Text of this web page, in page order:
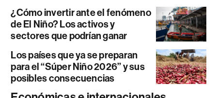
¿Cómo invertir ante el fenómeno
de El Niño? Los activos y
sectores que podrían ganar
Los países que ya se preparan
para el “Súper Niño 2026” y sus
posibles consecuencias